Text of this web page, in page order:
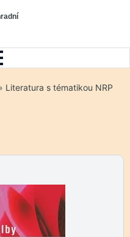
Literatura s tématikou NRP